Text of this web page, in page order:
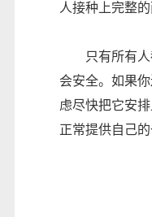
人接种上完整的
只有所有人
会安全。如果
虑尽快把它安
正常提供自己的